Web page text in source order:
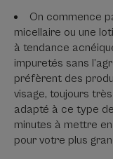
On commence
micellaire ou une
à tendance
impuretés sans
préfèrent des
visage, toujours
adapté à ce type
minutes à mettre
pour votre plus